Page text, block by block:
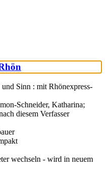
Sinn : mit Rhönexpress-
Schneider, Katharina;
diesem Verfasser
wechseln - wird in neuem